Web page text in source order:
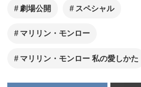
劇場公開 スペシャル
マリリン・モンロー
マリリン・モンロー 私の愛しかた